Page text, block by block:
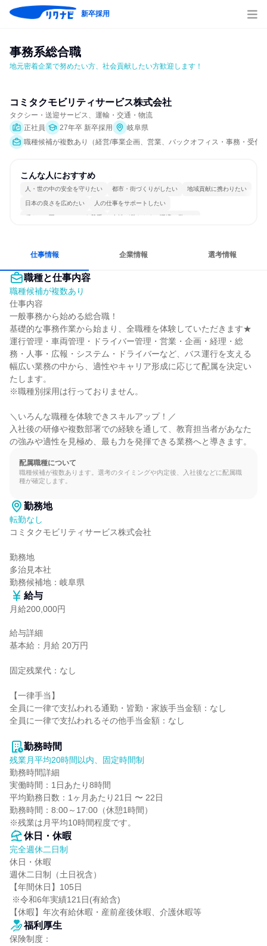
新卒採用
事務系総合職
地元密着企業で努めたい方、社会貢献したい方歓迎します！
コミタクモビリティサービス株式会社
タクシー・送迎サービス、運輸・交通・物流
正社員
27年卒 新卒採用
岐阜県
職種候補が複数あり（経営/事業企画、営業、バックオフィス・事務・受付
こんな人におすすめ
人・世の中の安全を守りたい 都市・街づくりがしたい 地域貢献に携わりたい
日本の良さを広めたい 人の仕事をサポートしたい
穏やかで互いのペースを尊重 女性が働きやすい環境で働ける
仕事情報 企業情報 選考情報
職種と仕事内容
職種候補が複数あり
仕事内容
一般事務から始める総合職！
基礎的な事務作業から始まり、全職種を体験していただきます★
運行管理・車両管理・ドライバー管理・営業・企画・経理・総
務・人事・広報・システム・ドライバーなど、バス運行を支える
幅広い業務の中から、適性やキャリア形成に応じて配属を決定い
たします。
※職種別採用は行っておりません。
＼いろんな職種を体験できスキルアップ！／
入社後の研修や複数部署での経験を通して、教育担当者があなた
の強みや適性を見極め、最も力を発揮できる業務へと導きます。
配属職種について
職種候補が複数あります。選考のタイミングや内定後、入社後などに配属職
種が確定します。
勤務地
転勤なし
コミタクモビリティサービス株式会社
勤務地
多治見本社
勤務候補地：岐阜県
給与
月給200,000円
給与詳細
基本給：月給 20万円
固定残業代：なし
【一律手当】
全員に一律で支払われる通勤・皆勤・家族手当金額：なし
全員に一律で支払われるその他手当金額：なし
勤務時間
残業月平均20時間以内、固定時間制
勤務時間詳細
実働時間：1日あたり8時間
平均勤務日数：1ヶ月あたり21日 〜 22日
勤務時間：8:00～17:00（休憩1時間）
※残業は月平均10時間程度です。
休日・休暇
完全週休二日制
休日・休暇
週休二日制（土日祝含）
【年間休日】105日
【休暇】年次有給休暇・産前産後休暇、介護休暇等
福利厚生
保険制度：